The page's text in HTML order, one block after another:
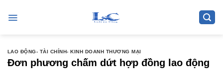
LAO ĐỘNG- TÀI CHÍNH- KINH DOANH THƯƠNG MẠI
Đơn phương chấm dứt hợp đồng lao động